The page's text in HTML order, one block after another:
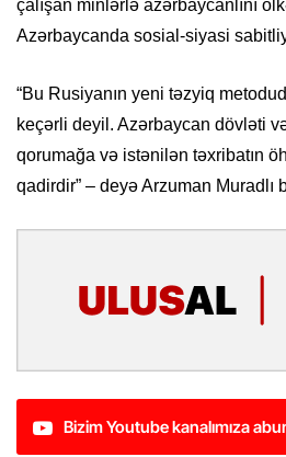
çalışan minlərlə azərbaycanlını
Azərbaycanda sosial-siyasi
“Bu Rusiyanın yeni təzyiq
keçərli deyil. Azərbaycan dövləti
qorumağa və istənilən təxribatın
qadirdir” – deyə Arzuman Muradlı
Bizim Youtube kanalımıza